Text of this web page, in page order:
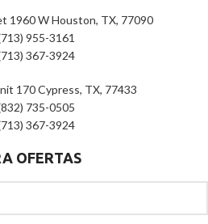
1960 W Houston, TX, 77090
955-3161
367-3924
170 Cypress, TX, 77433
735-0505
367-3924
OFERTAS